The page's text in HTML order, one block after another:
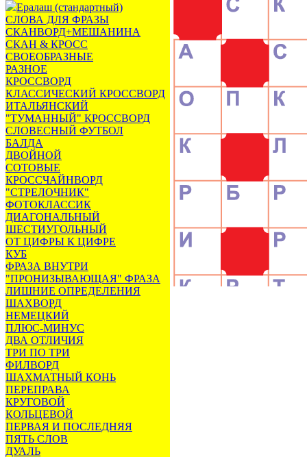
Ералаш (стандартный)
СЛОВА ДЛЯ ФРАЗЫ
СКАНВОРД+МЕШАНИНА
СКАН & КРОСС
СВОЕОБРАЗНЫЕ
РАЗНОЕ
КРОССВОРД
КЛАССИЧЕСКИЙ КРОССВОРД
ИТАЛЬЯНСКИЙ
"ТУМАННЫЙ" КРОССВОРД
СЛОВЕСНЫЙ ФУТБОЛ
БАЛДА
ДВОЙНОЙ
СОТОВЫЕ
КРОССЧАЙНВОРД
"СТРЕЛОЧНИК"
ФОТОКЛАССИК
ДИАГОНАЛЬНЫЙ
ШЕСТИУГОЛЬНЫЙ
ОТ ЦИФРЫ К ЦИФРЕ
КУБ
ФРАЗА ВНУТРИ
"ПРОНИЗЫВАЮЩАЯ" ФРАЗА
ЛИШНИЕ ОПРЕДЕЛЕНИЯ
ШАХВОРД
НЕМЕЦКИЙ
ПЛЮС-МИНУС
ДВА ОТЛИЧИЯ
ТРИ ПО ТРИ
ФИЛВОРД
ШАХМАТНЫЙ КОНЬ
ПЕРЕПРАВА
КРУГОВОЙ
КОЛЬЦЕВОЙ
ПЕРВАЯ И ПОСЛЕДНЯЯ
ПЯТЬ СЛОВ
ДУАЛЬ